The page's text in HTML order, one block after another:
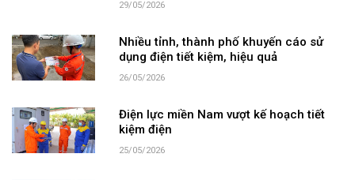
29/05/2026
Nhiều tỉnh, thành phố khuyến cáo sử
dụng điện tiết kiệm, hiệu quả
26/05/2026
Điện lực miền Nam vượt kế hoạch tiết
kiệm điện
25/05/2026